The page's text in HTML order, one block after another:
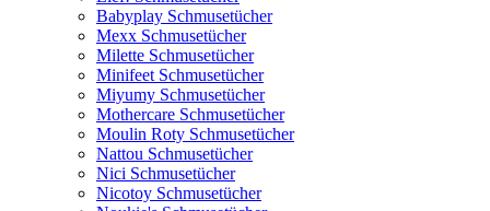
Babyplay Schmusetücher
Mexx Schmusetücher
Milette Schmusetücher
Minifeet Schmusetücher
Miyumy Schmusetücher
Mothercare Schmusetücher
Moulin Roty Schmusetücher
Nattou Schmusetücher
Nici Schmusetücher
Nicotoy Schmusetücher